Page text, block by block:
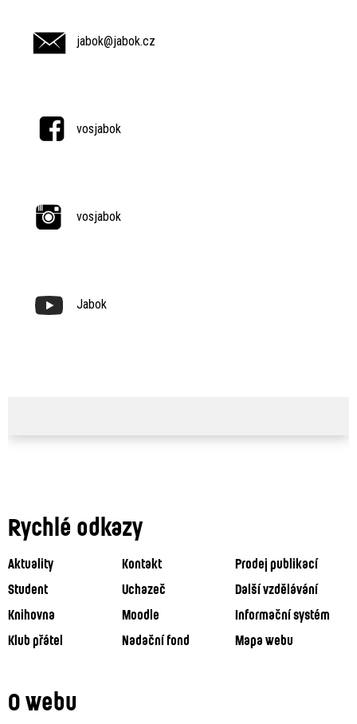
jabok@jabok.cz
vosjabok
vosjabok
Jabok
Rychlé odkazy
Aktuality Kontakt
Prodej publikací
Student
Uchazeč
Další vzdělávání
Knihovna
Moodle
Informační systém
Klub přátel
Nadační fond Mapa webu
O webu